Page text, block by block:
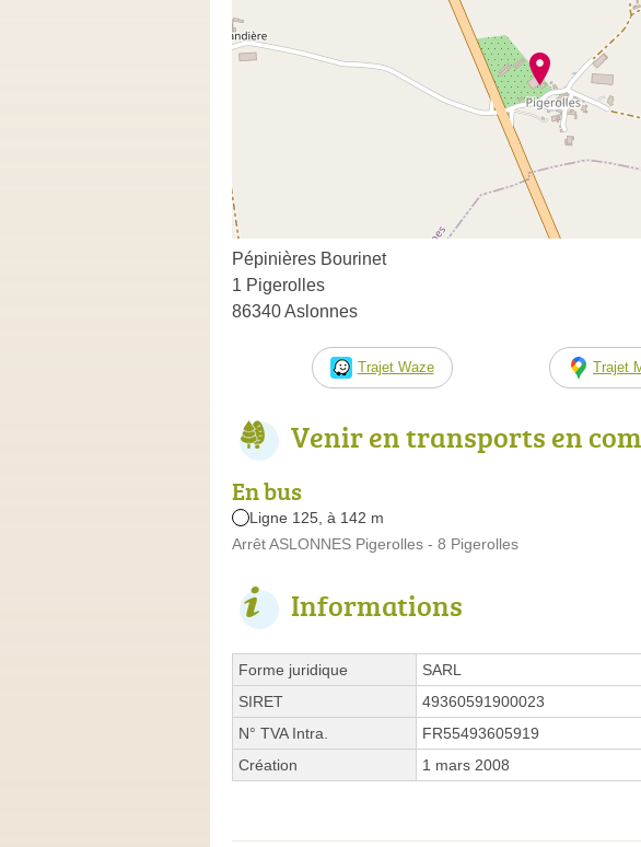
Pépinières Bourinet
1 Pigerolles
86340 Aslonnes
Trajet Waze Trajet
Venir en transports en
En bus
Ligne 125, à 142 m
Arrêt ASLONNES Pigerolles - 8 Pigerolles
Informations
Forme juridique
SARL
SIRET
49360591900023
N° TVA Intra.
FR55493605919
Création
1 mars 2008